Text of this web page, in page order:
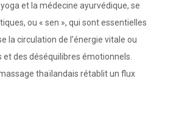
et la médecine ayurvédique, se
ou « sen », qui sont essentielles
la circulation de l’énergie vitale ou
des déséquilibres émotionnels.
thaïlandais rétablit un flux